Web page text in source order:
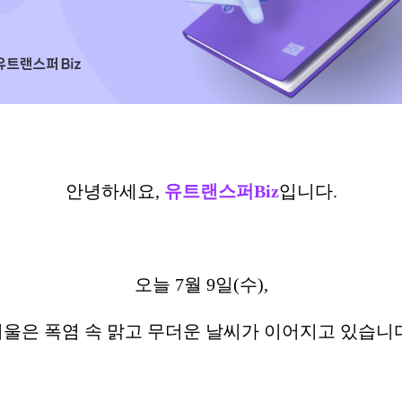
안녕하세요, 유트랜스퍼Biz입니다.
오늘 7월 9일(수),
은 폭염 속 맑고 무더운 날씨가 이어지고 있습니